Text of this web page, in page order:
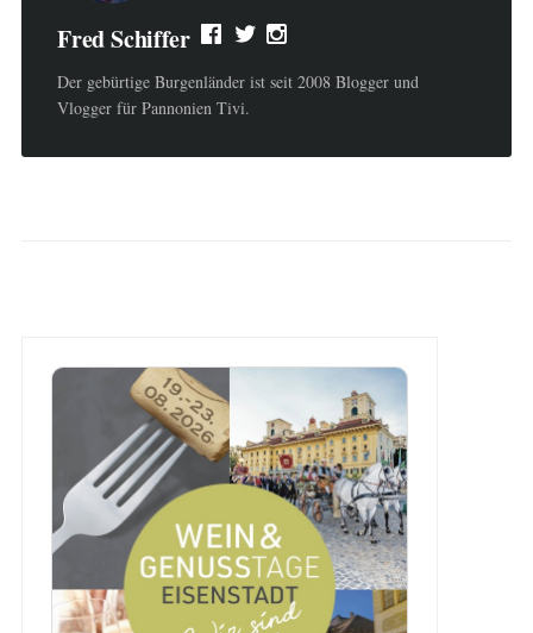
Fred Schiffer
Der gebürtige Burgenländer ist seit 2008 Blogger und
Vlogger für Pannonien Tivi.